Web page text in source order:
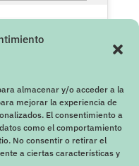
almacenar y/o acceder a la
mejorar la experiencia de
El consentimiento a
como el comportamiento
No consentir o retirar el
a ciertas características y